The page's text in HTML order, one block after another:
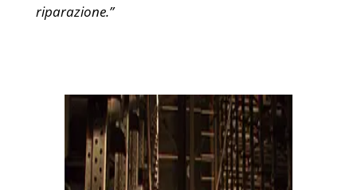
riparazione.”